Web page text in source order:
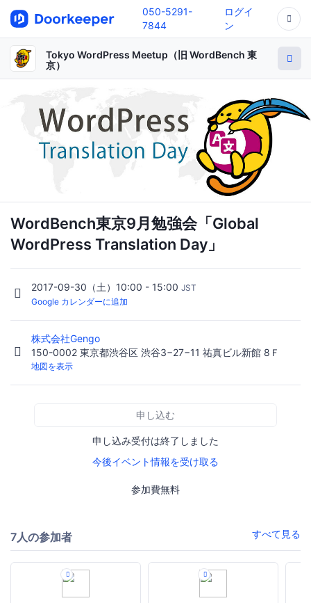
050-5291-
7844
ログイ
ン
Tokyo WordPress Meetup（旧 WordBench 東
京）
WordBench東京9月勉強会「Global
WordPress Translation Day」
2017-09-30（土）10:00 - 15:00 JST
Google カレンダーに追加
株式会社Gengo
150-0002 東京都渋谷区 渋谷3−27−11 祐真ビル新館 8Ｆ
地図を表示
申し込む
申し込み受付は終了しました
今後イベント情報を受け取る
参加費無料
7人の参加者 すべて見る